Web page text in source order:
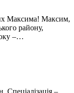
Максима! Максим,
району,
–…
Спеціалізація –